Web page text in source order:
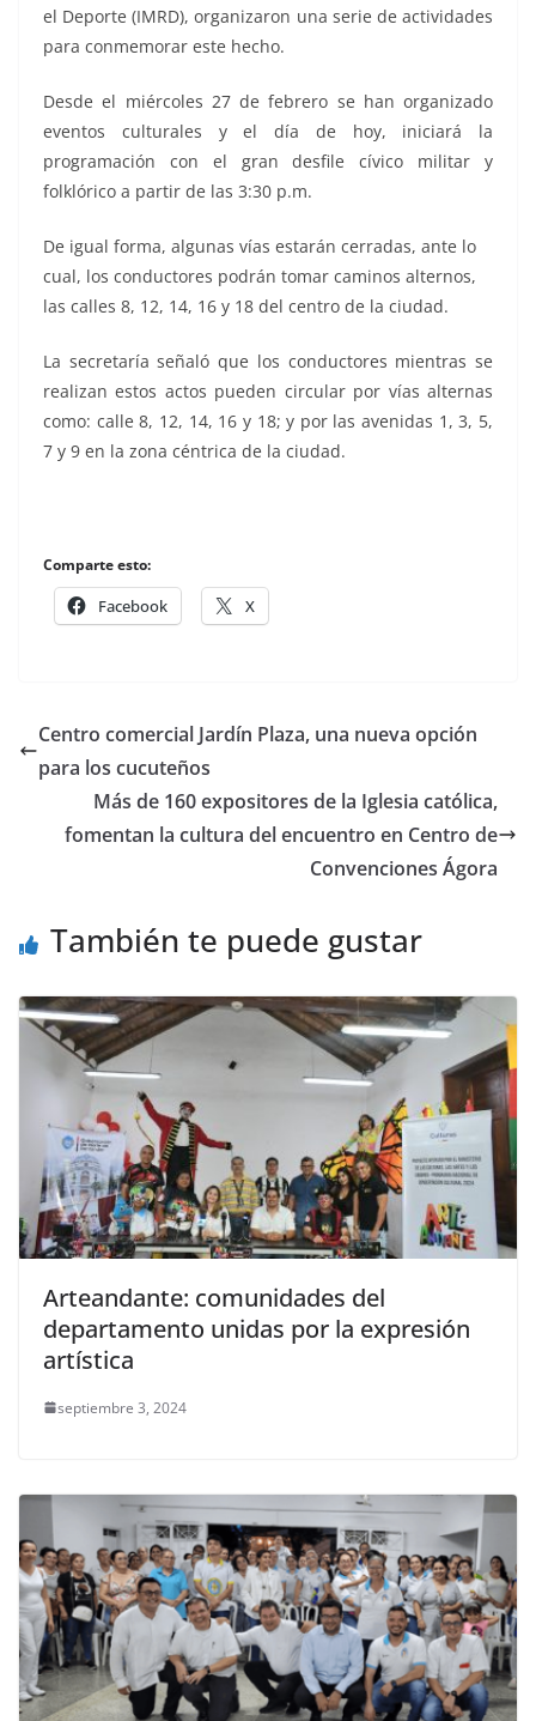
el Deporte (IMRD), organizaron una serie de actividades
para conmemorar este hecho.
Desde el miércoles 27 de febrero se han organizado
eventos culturales y el día de hoy, iniciará la
programación con el gran desfile cívico militar y
folklórico a partir de las 3:30 p.m.
De igual forma, algunas vías estarán cerradas, ante lo
cual, los conductores podrán tomar caminos alternos,
las calles 8, 12, 14, 16 y 18 del centro de la ciudad.
La secretaría señaló que los conductores mientras se
realizan estos actos pueden circular por vías alternas
como: calle 8, 12, 14, 16 y 18; y por las avenidas 1, 3, 5,
7 y 9 en la zona céntrica de la ciudad.
Comparte esto:
Facebook X
Centro comercial Jardín Plaza, una nueva opción
para los cucuteños
Más de 160 expositores de la Iglesia católica,
fomentan la cultura del encuentro en Centro de
Convenciones Ágora
También te puede gustar
Arteandante: comunidades del
departamento unidas por la expresión
artística
septiembre 3, 2024